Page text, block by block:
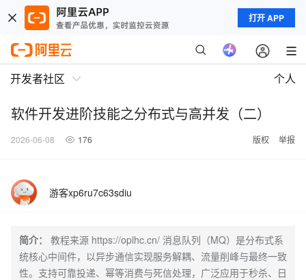
打开 APP
开发者社区 个人
软件开发进阶技能之分布式与高并发（二）
2026-06-08 176 版权 举报
游客xp6ru7c63sdiu
简介：
教程来源 https://oplhc.cn/ 消息队列（MQ）是分布式系
统核心中间件，以异步通信实现服务解耦、流量削峰与最终一致
性。支持可靠投递、幂等消费与死信处理，广泛应用于秒杀、日